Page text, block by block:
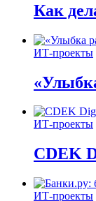
Как
ИТ-проекты
ИТ-проекты
CDEK
ИТ-проекты